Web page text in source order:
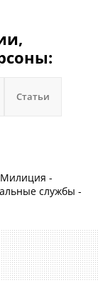
Статьи
-
службы -